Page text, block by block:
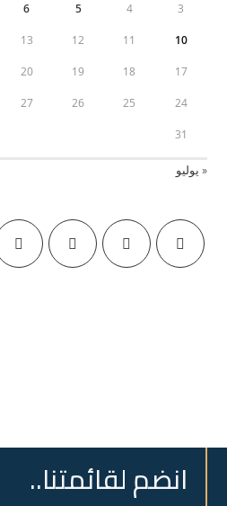
3
4
5
6
10
11
12
13
17
18
19
20
24
25
26
27
31
« يوليو
انضم لقائمتنا..